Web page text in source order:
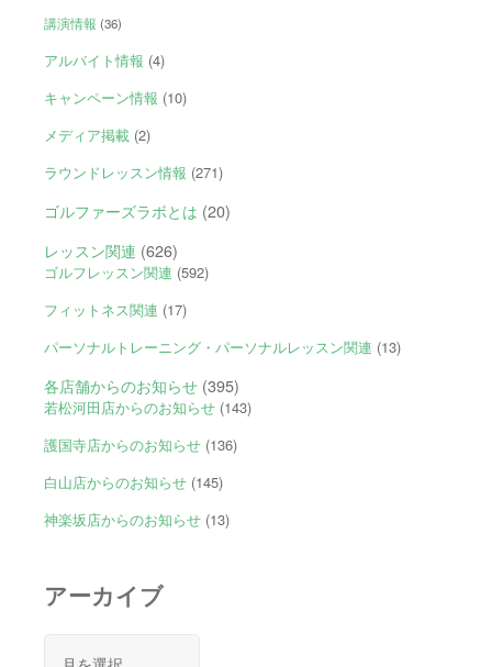
講演情報 (36)
アルバイト情報 (4)
キャンペーン情報 (10)
メディア掲載(2)
ラウンドレッスン情報 (271)
ゴルファーズラボとは (20)
レッスン関連 (626)
ゴルフレッスン関連 (592)
フィットネス関連 (17)
パーソナルトレーニング・パーソナルレッスン関連 (13)
各店舗からのお知らせ(395)
若松河田店からのお知らせ(143)
護国寺店からのお知らせ(136)
白山店からのお知らせ(145)
神楽坂店からのお知らせ(13)
アーカイブ